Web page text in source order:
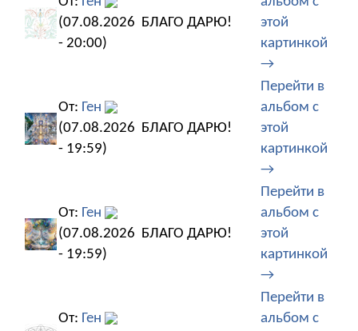
(07.08.2026
- 20:00)
БЛАГО ДАРЮ!
этой
картинкой
→
От: Ген
(07.08.2026
- 19:59)
БЛАГО ДАРЮ!
Перейти в
альбом с
этой
картинкой
→
От: Ген
(07.08.2026
- 19:59)
БЛАГО ДАРЮ!
Перейти в
альбом с
этой
картинкой
→
От: Ген
Перейти в
альбом с